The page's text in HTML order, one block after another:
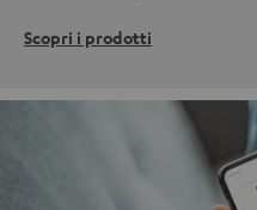
Scopri i prodotti